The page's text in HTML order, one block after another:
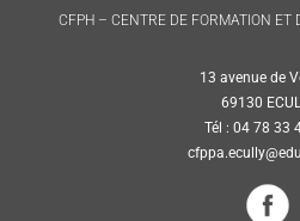
CFPH – CENTRE DE FORMATION ET
13 avenue de
69130
Tél : 04 78 33